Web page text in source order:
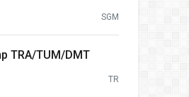
SGM
TRA/TUM/DMT
TR